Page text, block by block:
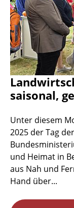
saisonal,
Unter diesem
2025 der Tag
und Heimat in
aus Nah und
Hand über...